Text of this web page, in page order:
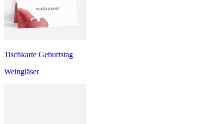
Tischkarte Geburtstag
Weingläser